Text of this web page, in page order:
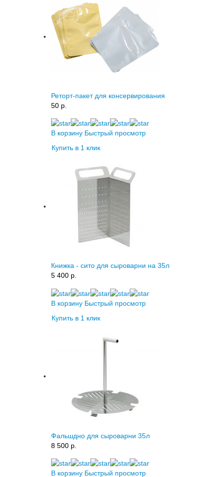
Реторт-пакет для консервирования
50 p.
В корзину Быстрый просмотр
Купить в 1 клик
Книжка - сито для сыроварни на 35л
5 400 p.
В корзину Быстрый просмотр
Купить в 1 клик
Фальшдно для сыроварни 35л
8 500 p.
В корзину Быстрый просмотр